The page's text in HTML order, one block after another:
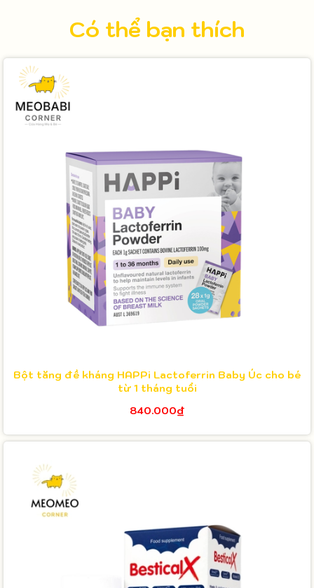
Có thể bạn thích
Bột tăng đề kháng HAPPi Lactoferrin Baby Úc cho bé
từ 1 tháng tuổi
840.000₫